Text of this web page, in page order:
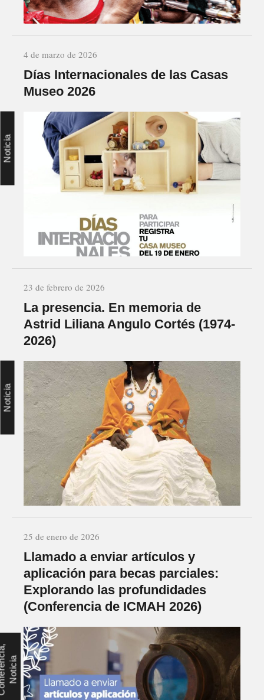
4 de marzo de 2026
Días Internacionales de las Casas
Museo 2026
Noticia
23 de febrero de 2026
La presencia. En memoria de
Astrid Liliana Angulo Cortés (1974-
2026)
Noticia
25 de enero de 2026
Llamado a enviar artículos y
aplicación para becas parciales:
Explorando las profundidades
(Conferencia de ICMAH 2026)
a